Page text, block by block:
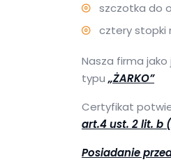
szczotka do
cztery stopki
Nasza firma
typu„ŻARKO”
Certyfikat
art.4 ust. 2 lit. b
Posiadanie